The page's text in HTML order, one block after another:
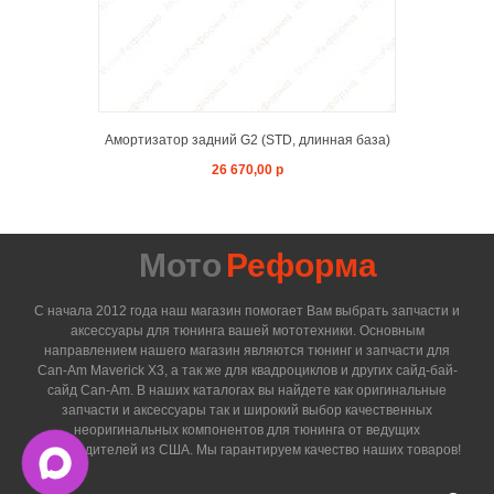
Амортизатор задний G2 (STD, длинная база)
26 670,00 р
Мото Реформа
С начала 2012 года наш магазин помогает Вам выбрать запчасти и
аксессуары для тюнинга вашей мототехники. Основным
направлением нашего магазин являются тюнинг и запчасти для
Can-Am Maverick X3, а так же для квадроциклов и других сайд-бай-
сайд Can-Am. В наших каталогах вы найдете как оригинальные
запчасти и аксессуары так и широкий выбор качественных
неоригинальных компонентов для тюнинга от ведущих
производителей из США. Мы гарантируем качество наших товаров!